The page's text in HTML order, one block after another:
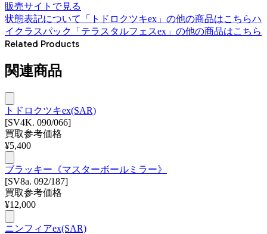
販売サイトで見る
状態表記について
「 トドロクツキex 」の他の商品はこちらハ
イクラスパック「テラスタルフェスex」 の他の商品はこちら
Related Products
関連商品
トドロクツキex(SAR)
[SV4K. 090/066]
買取参考価格
¥5,400
ブラッキー《マスターボールミラー》
[SV8a. 092/187]
買取参考価格
¥12,000
ニンフィアex(SAR)